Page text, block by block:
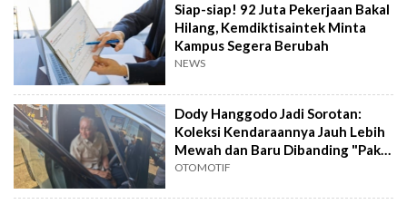
Siap-siap! 92 Juta Pekerjaan Bakal
Hilang, Kemdiktisaintek Minta
Kampus Segera Berubah
NEWS
Dody Hanggodo Jadi Sorotan:
Koleksi Kendaraannya Jauh Lebih
Mewah dan Baru Dibanding "Pak
Bas"
OTOMOTIF